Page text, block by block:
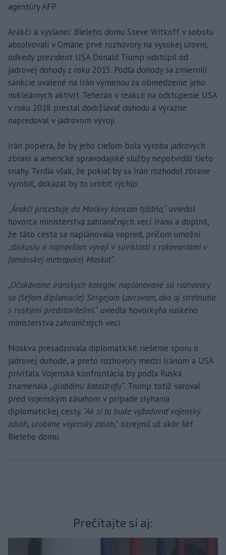
agentúry AFP.
Arákčí a vyslanec Bieleho domu Steve Witkoff v sobotu
absolvovali v Ománe prvé rozhovory na vysokej úrovni,
odkedy prezident USA Donald Trump odstúpil od
jadrovej dohody z roku 2015. Podľa dohody sa zmiernili
sankcie uvalené na Irán výmenou za obmedzenie jeho
nukleárnych aktivít. Teherán v reakcii na odstúpenie USA
v roku 2018 prestal dodržiavať dohodu a výrazne
napredoval v jadrovom vývoji.
Irán popiera, že by jeho cieľom bola výroba jadrových
zbraní a americké spravodajské služby nepotvrdili tieto
snahy. Tvrdia však, že pokiaľ by sa Irán rozhodol zbrane
vyrobiť, dokázal by to urobiť rýchlo.
„Árakčí pricestuje do Moskvy koncom týždňa,“ uviedol
hovorca ministerstva zahraničných vecí Iránu a doplnil,
že táto cesta sa naplánovala vopred, pričom umožní
„diskusiu o najnovšom vývoji v súvislosti s rokovaniami v
(ománskej metropole) Maskat“.
„Očakávame iránskych kolegov, naplánované sú rozhovory
so (šéfom diplomacie) Sergejom Lavrovom, ako aj stretnutia
s ruskými predstaviteľmi,“ uviedla hovorkyňa ruského
ministerstva zahraničných vecí.
Moskva presadzovala diplomatické riešenie sporu o
jadrovej dohode, a preto rozhovory medzi Iránom a USA
privítala. Vojenská konfrontácia by podľa Ruska
znamenala „globálnu katastrofu“. Trump totiž varoval
pred vojenským zásahom v prípade zlyhania
diplomatickej cesty. "Ak si to bude vyžadovať vojenský
zásah, urobíme vojenský zásah," ozrejmil už skôr šéf
Bieleho domu.
Prečítajte si aj: